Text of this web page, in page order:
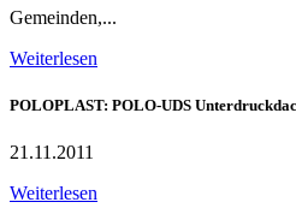
Gemeinden,...
Weiterlesen
POLOPLAST: POLO-UDS
21.11.2011
Weiterlesen